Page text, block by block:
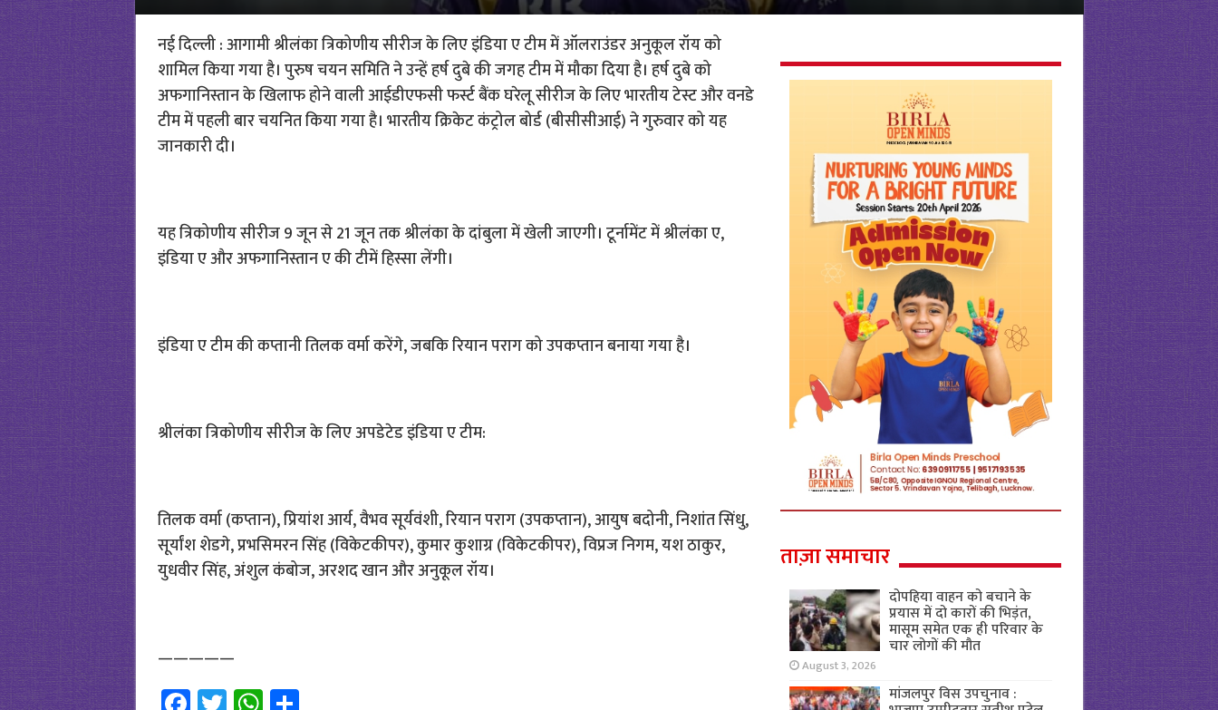
नई दिल्ली : आगामी श्रीलंका त्रिकोणीय सीरीज के लिए इंडिया ए टीम में ऑलराउंडर अनुकूल रॉय को
शामिल किया गया है। पुरुष चयन समिति ने उन्हें हर्ष दुबे की जगह टीम में मौका दिया है। हर्ष दुबे को
अफगानिस्तान के खिलाफ होने वाली आईडीएफसी फर्स्ट बैंक घरेलू सीरीज के लिए भारतीय टेस्ट और वनडे
टीम में पहली बार चयनित किया गया है। भारतीय क्रिकेट कंट्रोल बोर्ड (बीसीसीआई) ने गुरुवार को यह
जानकारी दी।
यह त्रिकोणीय सीरीज 9 जून से 21 जून तक श्रीलंका के दांबुला में खेली जाएगी। टूर्नामेंट में श्रीलंका ए,
इंडिया ए और अफगानिस्तान ए की टीमें हिस्सा लेंगी।
इंडिया ए टीम की कप्तानी तिलक वर्मा करेंगे, जबकि रियान पराग को उपकप्तान बनाया गया है।
श्रीलंका त्रिकोणीय सीरीज के लिए अपडेटेड इंडिया ए टीम:
तिलक वर्मा (कप्तान), प्रियांश आर्य, वैभव सूर्यवंशी, रियान पराग (उपकप्तान), आयुष बदोनी, निशांत सिंधु,
सूर्यांश शेडगे, प्रभसिमरन सिंह (विकेटकीपर), कुमार कुशाग्र (विकेटकीपर), विप्रज निगम, यश ठाकुर,
युधवीर सिंह, अंशुल कंबोज, अरशद खान और अनुकूल रॉय।
—————
ताज़ा समाचार
दोपहिया वाहन को बचाने के
प्रयास में दो कारों की भिड़ंत,
मासूम समेत एक ही परिवार के
चार लोगों की मौत
August 3, 2026
मांजलपुर विस उपचुनाव :